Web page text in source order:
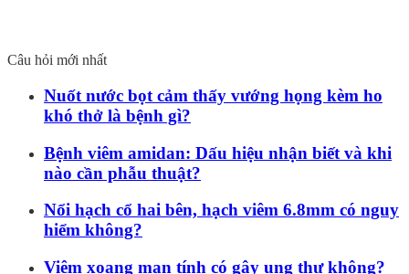
Câu hỏi mới nhất
Nuốt nước bọt cảm thấy vướng họng kèm ho
khó thở là bệnh gì?
Bệnh viêm amidan: Dấu hiệu nhận biết và khi
nào cần phẫu thuật?
Nổi hạch cổ hai bên, hạch viêm 6.8mm có nguy
hiểm không?
Viêm xoang mạn tính có gây ung thư không?